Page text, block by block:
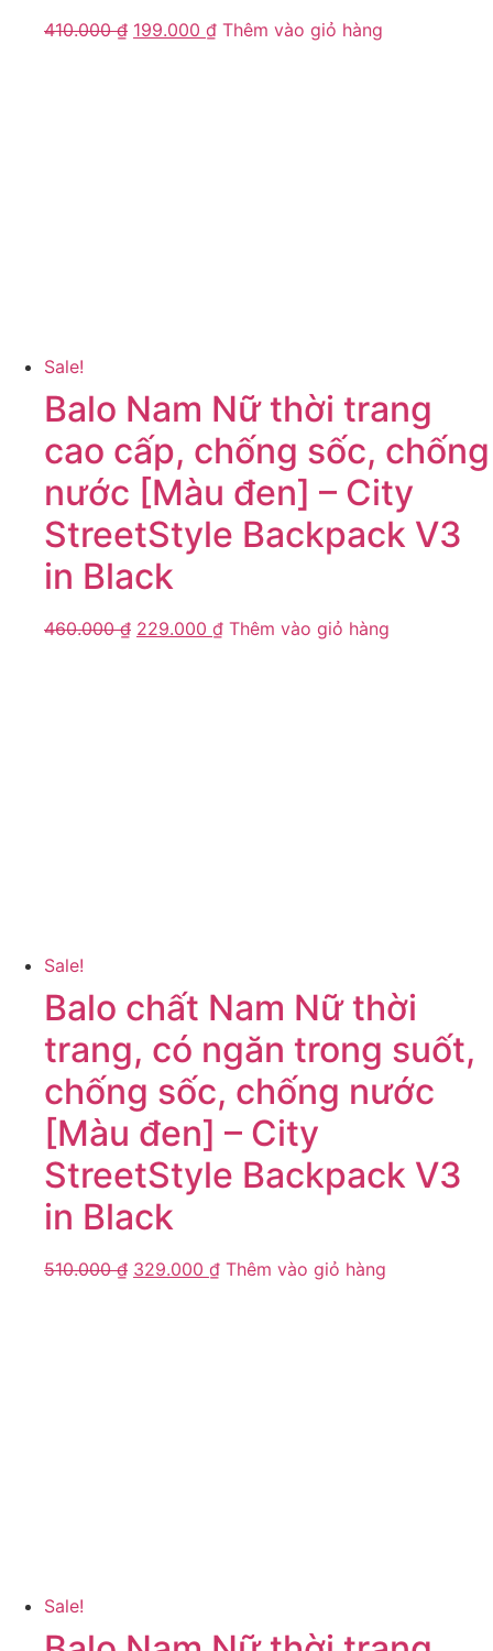
410.000₫ 199.000 ₫ Thêm vào giỏ hàng
Sale!
Balo Nam Nữ thời trang
cao cấp, chống sốc, chống
nước [Màu đen] – City
StreetStyle Backpack V3
in Black
460.000₫ 229.000 ₫ Thêm vào giỏ hàng
Sale!
Balo chất Nam Nữ thời
trang, có ngăn trong suốt,
chống sốc, chống nước
[Màu đen] – City
StreetStyle Backpack V3
in Black
510.000₫ 329.000 ₫ Thêm vào giỏ hàng
Sale!